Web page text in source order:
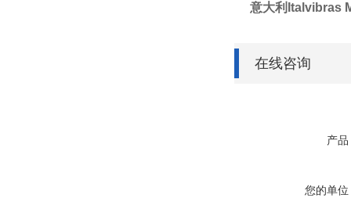
意大利Italvibras
在线咨询
产品
您的单位